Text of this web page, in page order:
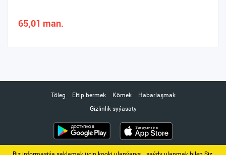
65,01 man.
Töleg Eltip bermek Kömek
Habarlaşmak
Gizlinlik syýasaty